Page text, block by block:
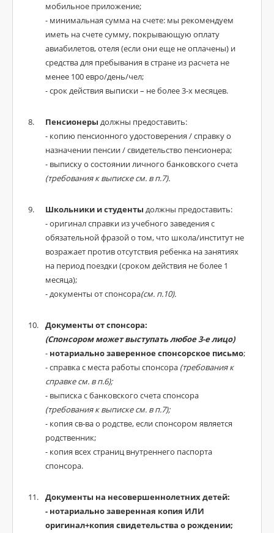
мобильное приложение;
- минимальная сумма на счете: мы рекомендуем
иметь на счете сумму, покрывающую оплату
авиабилетов, отеля (если они еще не оплачены) и
средства для пребывания в стране из расчета не
менее 100 евро/день/чел;
- срок действия выписки – не более 3-х месяцев.
Пенсионеры должны предоставить:
- копию пенсионного удостоверения / справку о
назначении пенсии / свидетельство пенсионера;
- выписку о состоянии личного банковского счета
(требования к выписке см. в п.7).
Школьники и студенты должны предоставить:
- оригинал справки из учебного заведения с
обязательной фразой о том, что школа/институт не
возражает против отсутствия ребенка на занятиях
на период поездки (сроком действия не более 1
месяца);
- документы от спонсора(см. п.10).
Документы от спонсора:
(Спонсором может выступать любое 3-е лицо)
- нотариально заверенное спонсорское письмо;
- справка с места работы спонсора (требования к
справке см. в п.6);
- выписка с банковского счета спонсора
(требования к выписке см. в п.7);
- копия св-ва о родстве, если спонсором является
родственник;
- копия всех страниц внутреннего паспорта
спонсора.
Документы на несовершеннолетних детей:
- нотариально заверенная копия ИЛИ
оригинал+копия свидетельства о рождении;